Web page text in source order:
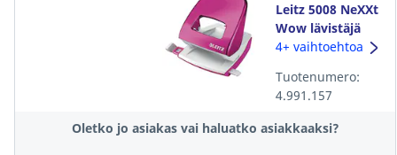
Leitz 5008 NeXXt
Wow lävistäjä
pinkki
4+ vaihtoehtoa
Tuotenumero:
4.991.157
Oletko jo asiakas vai haluatko asiakkaaksi?